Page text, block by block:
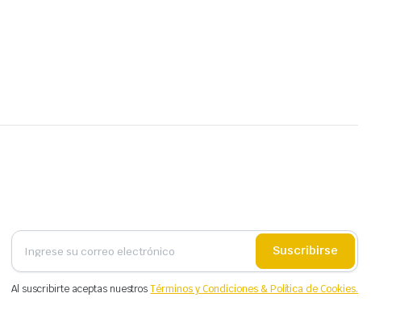
Suscribirse
Al suscribirte aceptas nuestrosTérminos y Condiciones & Política de Cookies.